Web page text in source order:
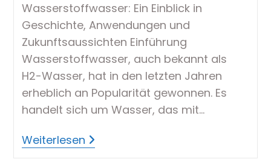
Wasserstoffwasser: Ein Einblick in
Geschichte, Anwendungen und
Zukunftsaussichten Einführung
Wasserstoffwasser, auch bekannt als
H2-Wasser, hat in den letzten Jahren
erheblich an Popularität gewonnen. Es
handelt sich um Wasser, das mit…
WeiterlesenWasserstoffwasser:
Ein